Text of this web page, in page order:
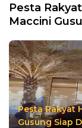
Pesta
Maccini
Pesta Rakyat
Gusung Siap